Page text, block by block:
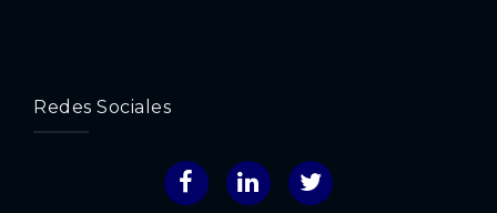
Redes Sociales
FacebookLinkedInTwitter